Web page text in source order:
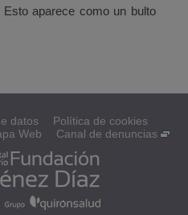
aparece como un bulto
datos
Política de cookies
Web Canal de denuncias